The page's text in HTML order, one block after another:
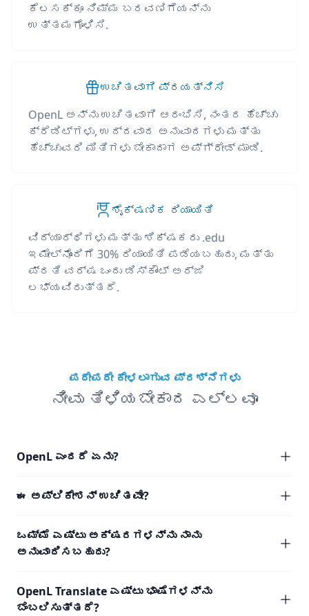
ಕೆಲಸಕ್ಕೂ ನಿಮ್ಮ ಬರವಣಿಗೆಯನ್ನು
ಉತ್ತಮಗೊಳಿಸಿ.
ಉಚಿತವಾಗಿ ಪ್ರಯತ್ನಿಸಿ
OpenL ಅನ್ನು ಉಚಿತವಾಗಿ ಆರಂಭಿಸಿ, ನಂತರ ಹೆಚ್ಚು
ಕ್ರೆಡಿಟ್‌ಗಳು, ಉದ್ದವಾದ ಅನುವಾದಗಳು ಮತ್ತು
ಹೆಚ್ಚುವರಿ ಮಿತಿಗಳು ಬೇಕಾದಾಗ ಅಪ್‌ಗ್ರೇಡ್ ಮಾಡಿ.
ಶೈಕ್ಷಣಿಕ ರಿಯಾಯಿತಿ
ವಿದ್ಯಾರ್ಥಿಗಳು ಮತ್ತು ಶಿಕ್ಷಕರು .edu
ಇಮೇಲ್‌ನೊಂದಿಗೆ 30% ರಿಯಾಯಿತಿ ಪಡೆಯಬಹುದು, ಮತ್ತು
ಪ್ರತಿ ವರ್ಷ ಒಂದು ಡಿಸ್ಕೌಂಟ್ ಅರ್ಜಿ
ಲಭ್ಯವಿರುತ್ತದೆ.
ಪದೇಪದೇ ಕೇಳಲಾಗುವ ಪ್ರಶ್ನೆಗಳು
ನೀವು ತಿಳಿಯಬೇಕಾದ ಎಲ್ಲವೂ
OpenL ಎಂದರೆ ಏನು?
ಈ ಅಪ್ಲಿಕೇಶನ್ ಉಚಿತವೇ?
ಒಮ್ಮೆ ಎಷ್ಟು ಅಕ್ಷರಗಳನ್ನು ನಾನು
ಅನುವಾದಿಸಬಹುದು?
OpenL Translate ಎಷ್ಟು ಭಾಷೆಗಳನ್ನು
ಬೆಂಬಲಿಸುತ್ತದೆ?